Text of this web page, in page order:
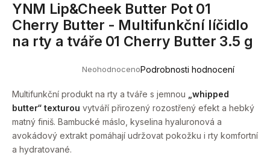
produktu
je
0,0
5
hvězdiček.
NeohodnocenoPodrobnosti hodnocení
YNM Lip&Cheek Butter Pot 01
Cherry Butter - Multifunkční líčidlo
na rty a tváře 01 Cherry Butter 3.5 g
Multifunkční produkt na rty a tváře s jemnou
„whipped
butter“ texturou vytváří přirozený rozostřený efekt a hebký
matný finiš. Bambucké máslo, kyselina hyaluronová a
avokádový extrakt pomáhají udržovat pokožku i rty komfortní
a hydratované.
HLEDAT
p
o
r
u
č
u